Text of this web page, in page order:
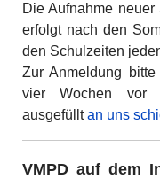
Die Aufnahme
erfolgt nach den
den Schulzeiten
Zur Anmeldung
vier Wochen vor
ausgefülltan uns
VMPD auf dem